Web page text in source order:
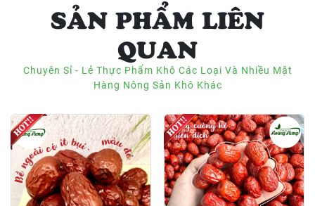
SẢN PHẨM LIÊN
QUAN
Chuyên Sỉ - Lẻ Thực Phẩm Khô Các Loại Và Nhiều Mặt
Hàng Nông Sản Khô Khác